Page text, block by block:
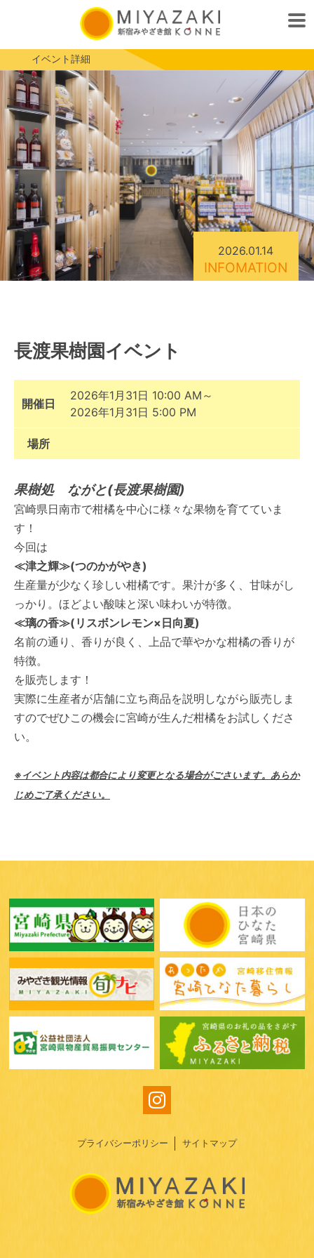
イベント詳細
2026.01.14
INFOMATION
長渡果樹園イベント
開催日
2026年1月31日 10:00 AM～
2026年1月31日 5:00 PM
場所
果樹処 ながと(長渡果樹園)
宮崎県日南市で柑橘を中心に様々な果物を育てていま
す！
今回は
≪津之輝≫(つのかがやき)
生産量が少なく珍しい柑橘です。果汁が多く、甘味がし
っかり。ほどよい酸味と深い味わいが特徴。
≪璃の香≫(リスボンレモン×日向夏)
名前の通り、香りが良く、上品で華やかな柑橘の香りが
特徴。
を販売します！
実際に生産者が店舗に立ち商品を説明しながら販売しま
すのでぜひこの機会に宮崎が生んだ柑橘をお試しくださ
い。
※イベント内容は都合により変更となる場合がごさいます。あらか
じめご了承ください。
プライバシーポリシー サイトマップ